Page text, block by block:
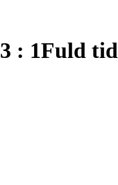
3 : 1Fuld tid